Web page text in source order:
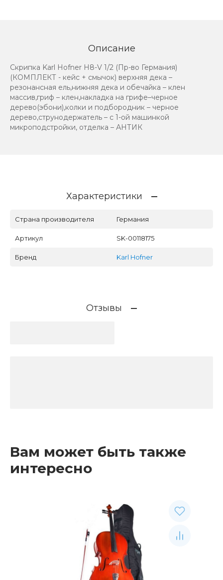
Описание
Скрипка Karl Hofner H8-V 1/2 (Пр-во Германия)
(КОМПЛЕКТ - кейс + смычок) верхняя дека –
резонансная ель,нижняя дека и обечайка – клен
массив,гриф – клен,накладка на грифе–черное
дерево(эбони),колки и подбородник – черное
дерево,струнодержатель – с 1-ой машинкой
микроподстройки, отделка – АНТИК
Характеристики
Страна производителя Германия
Артикул SK-00118175
Бренд Karl Hofner
Отзывы
Вам может быть также
интересно